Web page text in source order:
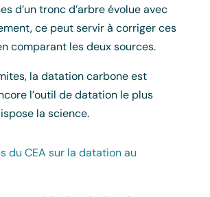
d’un tronc d’arbre évolue avec
ce peut servir à corriger ces
comparant les deux sources.
la datation carbone est
l’outil de datation le plus
la science.
du CEA sur la datation au